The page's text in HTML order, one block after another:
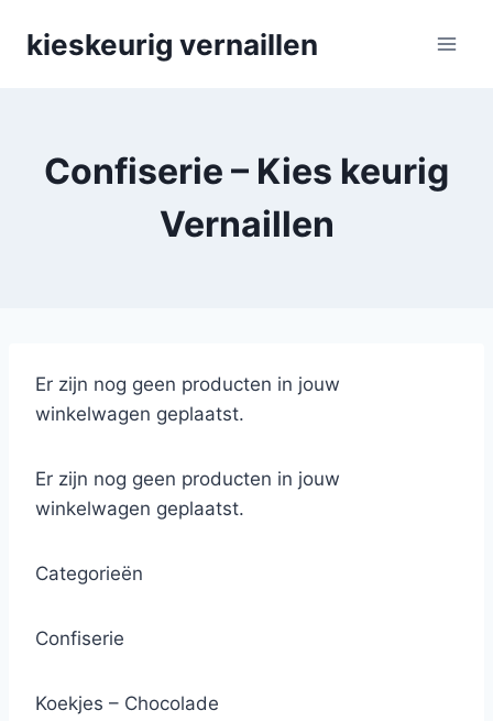
kieskeurig vernaillen
Confiserie – Kies keurig
Vernaillen
Er zijn nog geen producten in jouw
winkelwagen geplaatst.
Er zijn nog geen producten in jouw
winkelwagen geplaatst.
Categorieën
Confiserie
Koekjes – Chocolade